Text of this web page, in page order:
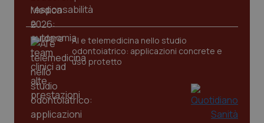
AI e telemedicina nello studio
odontoiatrico: applicazioni concrete e
uso protetto
tracking-sites-ironfish-
tracking-enable
www.quotidianosanita.it